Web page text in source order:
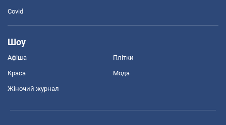
Covid
Шоу
Афіша Плітки
Краса Мода
Жіночий журнал